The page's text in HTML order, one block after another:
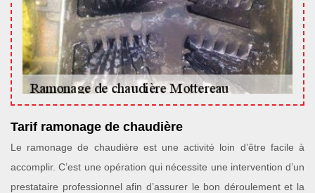
Tarif ramonage de chaudière
Le ramonage de chaudière est une activité loin d’être facile à
accomplir. C’est une opération qui nécessite une intervention d’un
prestataire professionnel afin d’assurer le bon déroulement et la